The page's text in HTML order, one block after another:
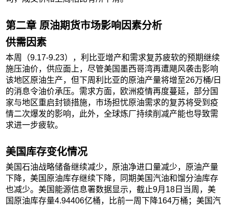
第二章 原油期货市场影响因素分析
供需因素
本周（9.17-9.23），利比亚增产和需求复苏疲软的预期继续
施压油价，供应面上，尽管美国墨西哥湾再遭飓风袭击影响
该地区原油生产，但下周利比亚的原油产量将增至26万桶/日
的消息令油价承压。需求方面，欧洲疫情再度蔓延，部分国
家与地区重启封锁措施，市场担忧原油需求的复苏将受到疫
情二次爆发的影响，此外，全球炼厂持续削减产能也导致需
求进一步疲软。
美国库存变化情况
美国石油战略储备继续减少，原油净进口量减少，原油产量
下降，美国原油库存继续下降，同期美国汽油和馏分油库存
也减少。美国能源信息署数据显示，截止9月18日当周，美
国原油库存量4.94406亿桶，比前一周下降164万桶；美国汽